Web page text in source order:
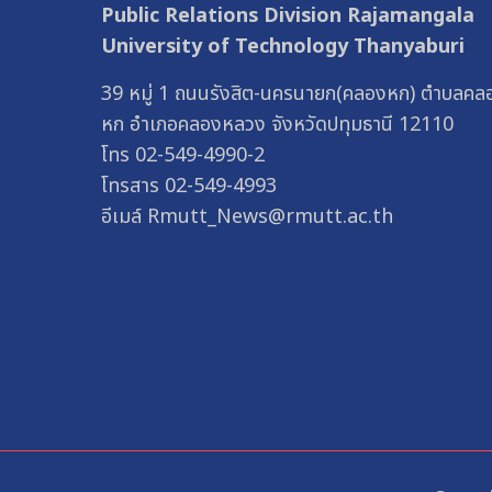
Public Relations Division Rajamangala
University of Technology Thanyaburi
39 หมู่ 1 ถนนรังสิต-นครนายก(คลองหก) ตำบลคล
หก อำเภอคลองหลวง จังหวัดปทุมธานี 12110
โทร 02-549-4990-2
โทรสาร 02-549-4993
อีเมล์ Rmutt_News@rmutt.ac.th